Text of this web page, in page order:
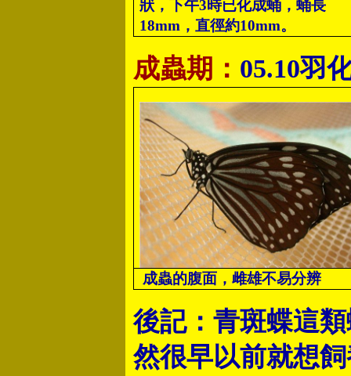
狀，下午3時已化成蛹，蛹長
18mm，直徑約10mm。
成蟲期： 05.10羽
成蟲的腹面，雌雄不易分辨
後記： 青斑蝶這
然很早以前就想